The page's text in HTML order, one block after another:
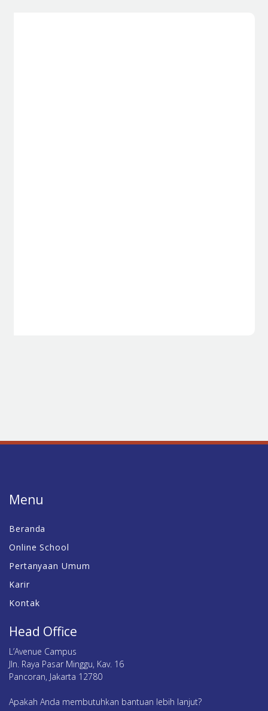
Menu
Beranda
Online School
Pertanyaan Umum
Karir
Kontak
Head Office
L’Avenue Campus
Jln. Raya Pasar Minggu, Kav. 16
Pancoran, Jakarta 12780
Apakah Anda membutuhkan bantuan lebih lanjut?